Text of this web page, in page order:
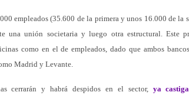
empleados (35.600 de la primera y unos 16.000 de la
una unión societaria y luego otra estructural. Este
como en el de empleados, dado que ambos
Madrid y Levante.
cerrarán y habrá despidos en el sector, ya